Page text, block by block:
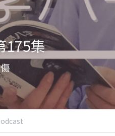
175集